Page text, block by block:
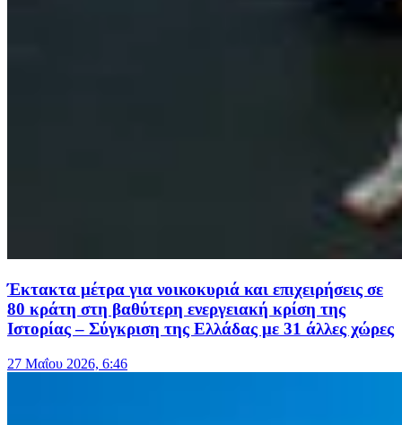
Έκτακτα μέτρα για νοικοκυριά και επιχειρήσεις σε
80 κράτη στη βαθύτερη ενεργειακή κρίση της
Ιστορίας – Σύγκριση της Ελλάδας με 31 άλλες χώρες
27 Μαΐου 2026, 6:46